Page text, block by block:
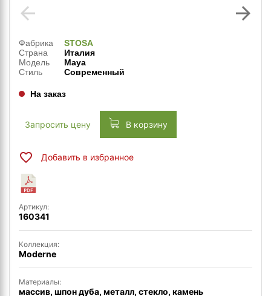
arrow_back arrow_forward
Фабрика
STOSA
Страна
Италия
Модель
Maya
Стиль
Современный
На заказ
Запросить цену В корзину
Добавить в избранное
Артикул:
160341
Коллекция:
Moderne
Материалы:
массив, шпон дуба, металл, стекло, камень